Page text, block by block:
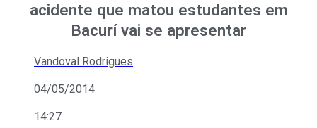
acidente que matou estudantes em
Bacurí vai se apresentar
Vandoval Rodrigues
04/05/2014
14:27